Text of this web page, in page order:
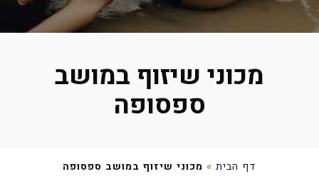
מכוני שיזוף במושב
ספסופה
דף הבית » מכוני שיזוף במושב ספסופה